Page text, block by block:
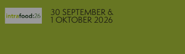
30 SEPTEMBER &
1 OKTOBER 2026